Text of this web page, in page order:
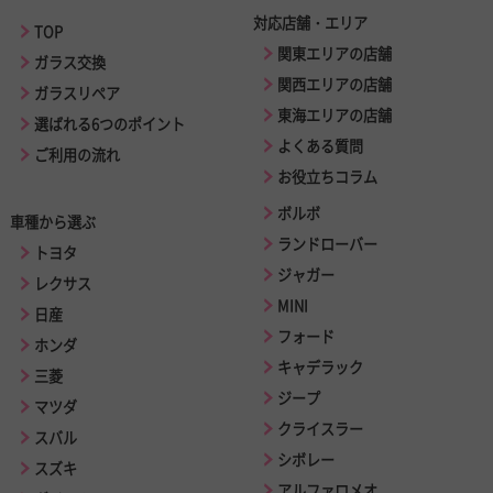
TOP
ガラス交換
ガラスリペア
選ばれる6つのポイント
ご利用の流れ
対応店舗・エリア
関東エリアの店舗
関西エリアの店舗
東海エリアの店舗
よくある質問
お役立ちコラム
車種から選ぶ
トヨタ
レクサス
日産
ホンダ
三菱
マツダ
スバル
スズキ
ボルボ
ランドローバー
ジャガー
MINI
フォード
キャデラック
ジープ
クライスラー
シボレー